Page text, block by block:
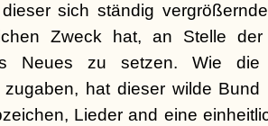
sich ständig
Zweck hat, an Stelle der
Neues zu setzen. Wie die
zugaben, hat dieser wilde
Lieder and eine